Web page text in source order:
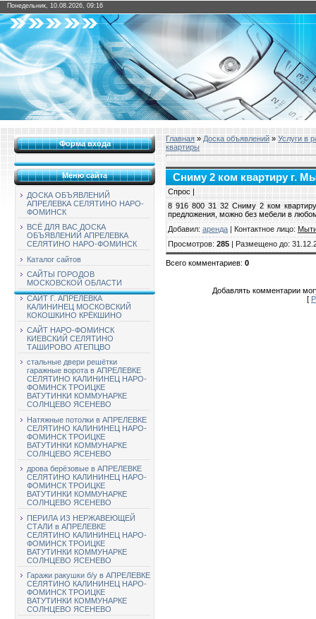
Понедельник, 10.08.2026, 09:16
Форма входа
Меню сайта
ДОСКА ОБЪЯВЛЕНИЙ
АПРЕЛЕВКА СЕЛЯТИНО НАРО-
ФОМИНСК
ВСЁ ДЛЯ ВАС ДОСКА
ОБЪЯВЛЕНИЙ АПРЕЛЕВКА
СЕЛЯТИНО НАРО-ФОМИНСК
Каталог сайтов
САЙТЫ ГОРОДОВ
МОСКОВСКОЙ ОБЛАСТИ
САЙТ Г. АПРЕЛЕВКА
КАЛИНИНЕЦ МОСКОВСКИЙ
КОКОШКИНО КРЁКШИНО
САЙТ НАРО-ФОМИНСК
КИЕВСКИЙ СЕЛЯТИНО
ТАШИРОВО АТЕПЦВО
стальные двери решётки
гаражные ворота в АПРЕЛЕВКЕ
СЕЛЯТИНО КАЛИНИНЕЦ НАРО-
ФОМИНСК ТРОИЦКЕ
ВАТУТИНКИ КОММУНАРКЕ
СОЛНЦЕВО ЯСЕНЕВО
Натяжные потолки в АПРЕЛЕВКЕ
СЕЛЯТИНО КАЛИНИНЕЦ НАРО-
ФОМИНСК ТРОИЦКЕ
ВАТУТИНКИ КОММУНАРКЕ
СОЛНЦЕВО ЯСЕНЕВО
дрова берёзовые в АПРЕЛЕВКЕ
СЕЛЯТИНО КАЛИНИНЕЦ НАРО-
ФОМИНСК ТРОИЦКЕ
ВАТУТИНКИ КОММУНАРКЕ
СОЛНЦЕВО ЯСЕНЕВО
ПЕРИЛА ИЗ НЕРЖАВЕЮЩЕЙ
СТАЛИ в АПРЕЛЕВКЕ
СЕЛЯТИНО КАЛИНИНЕЦ НАРО-
ФОМИНСК ТРОИЦКЕ
ВАТУТИНКИ КОММУНАРКЕ
СОЛНЦЕВО ЯСЕНЕВО
Гаражи ракушки б/у в АПРЕЛЕВКЕ
СЕЛЯТИНО КАЛИНИНЕЦ НАРО-
ФОМИНСК ТРОИЦКЕ
ВАТУТИНКИ КОММУНАРКЕ
СОЛНЦЕВО ЯСЕНЕВО
Главная » Доска объявлений » Услуги в
квартиры
Сниму 2 ком квартиру г.
Спрос |
8 916 800 31 32 Сниму 2 ком
предложения, можно без мебели в
Добавил: аренда | Контактное лицо:
Просмотров: 285 | Размещено до:
Всего комментариев: 0
Добавлять комментарии
[